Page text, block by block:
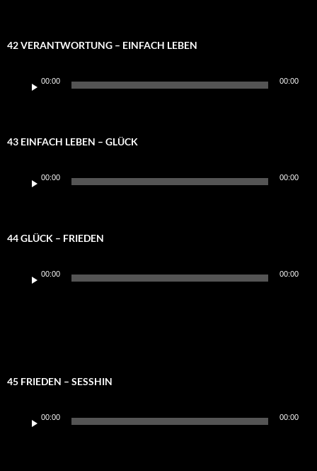
42 VERANTWORTUNG – EINFACH LEBEN
Player
00:00 00:00
43 EINFACH LEBEN – GLÜCK
Player
00:00 00:00
44 GLÜCK – FRIEDEN
Player
00:00 00:00
45 FRIEDEN – SESSHIN
Player
00:00 00:00